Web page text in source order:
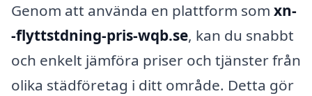
Genom att använda en plattform som xn-
-flyttstdning-pris-wqb.se, kan du snabbt
och enkelt jämföra priser och tjänster från
olika städföretag i ditt område. Detta gör